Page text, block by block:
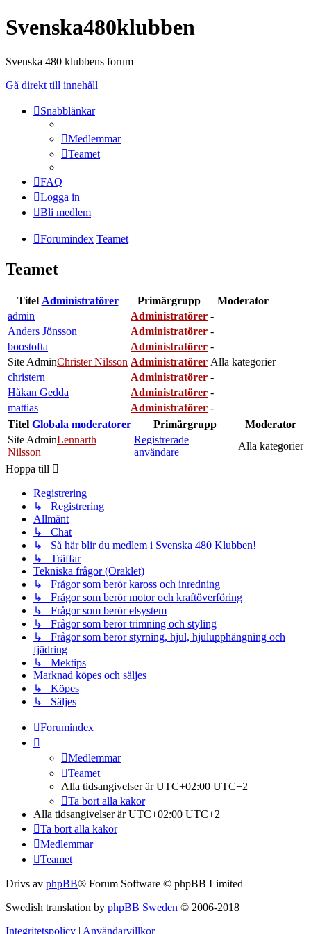
Svenska480klubben
Svenska 480 klubbens forum
Gå direkt till innehåll
Snabblänkar
Medlemmar
Teamet
FAQ
Logga in
Bli medlem
Forumindex Teamet
Teamet
Titel Administratörer Primärgrupp
Moderator
admin
Administratörer -
Anders Jönsson
Administratörer -
boostofta
Administratörer -
Site AdminChrister Nilsson Administratörer Alla kategorier
christern
Administratörer -
Håkan Gedda
Administratörer -
mattias
Administratörer -
Titel Globala moderatorer Primärgrupp
Moderator
Site AdminLennarth
Nilsson
Registrerade
användare
Alla kategorier
Hoppa till
Registrering
↳ Registrering
Allmänt
↳ Chat
↳ Så här blir du medlem i Svenska 480 Klubben!
↳ Träffar
Tekniska frågor (Oraklet)
↳ Frågor som berör kaross och inredning
↳ Frågor som berör motor och kraftöverföring
↳ Frågor som berör elsystem
↳ Frågor som berör trimning och styling
↳ Frågor som berör styrning, hjul, hjulupphängning och
fjädring
↳ Mektips
Marknad köpes och säljes
↳ Köpes
↳ Säljes
Forumindex
Medlemmar
Teamet
Alla tidsangivelser är UTC+02:00 UTC+2
Ta bort alla kakor
Alla tidsangivelser är UTC+02:00 UTC+2
Ta bort alla kakor
Medlemmar
Teamet
Drivs av phpBB® Forum Software © phpBB Limited
Swedish translation by phpBB Sweden © 2006-2018
Integritetspolicy | Användarvillkor